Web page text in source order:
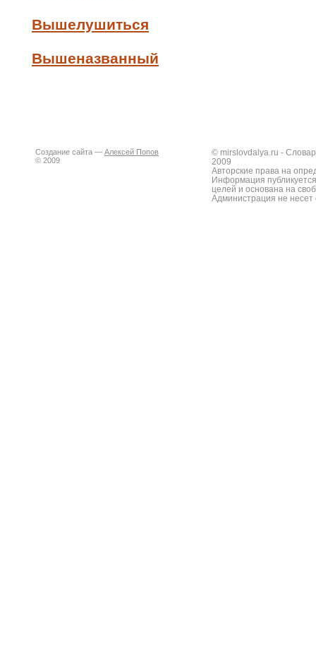
Вышелушиться
Вышеназванный
Создание сайта — Алексей Попов
© 2009
© mirslovdalya.ru -
2009
Авторские права на
Информация
целей и основана на
Администрация не несет